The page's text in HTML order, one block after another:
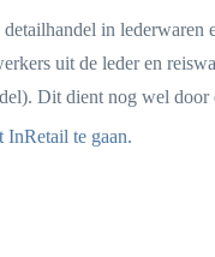
in
uit de leder en
Dit dient nog wel door
te gaan.